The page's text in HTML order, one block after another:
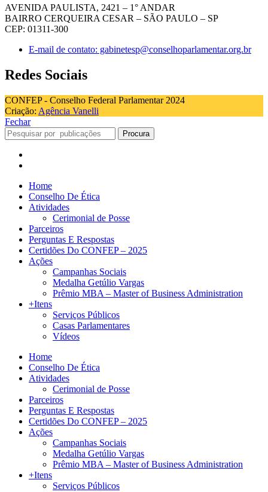
AVENIDA PAULISTA, 2421 – 1° ANDAR
BAIRRO CERQUEIRA CESAR – SÃO PAULO – SP
CEP: 01311-300
E-mail de contato: gabinetesp@conselhoparlamentar.org.br
Redes Sociais
CONFEP - Conselho Federal Parlamentar 2024
Criação: Agência Vanelli
Fechar
Procura
Home
Conselho De Ética
Atividades
Cerimonial de Posse
Parceiros
Perguntas E Respostas
Certidões Do CONFEP – 2025
Ações
Campanhas Sociais
Medalha Getúlio Vargas
Prêmio MBA – Master of Business Administration
+Itens
Serviços Públicos
Casas Parlamentares
Vídeos
Home
Conselho De Ética
Atividades
Cerimonial de Posse
Parceiros
Perguntas E Respostas
Certidões Do CONFEP – 2025
Ações
Campanhas Sociais
Medalha Getúlio Vargas
Prêmio MBA – Master of Business Administration
+Itens
Serviços Públicos